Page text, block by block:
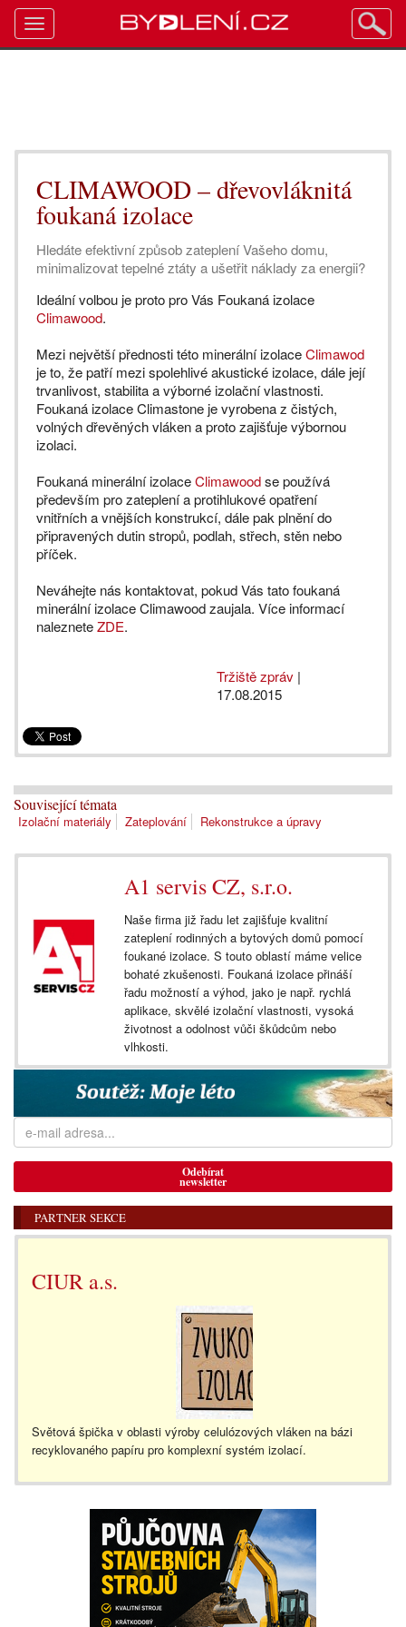
CLIMAWOOD – dřevovláknitá
foukaná izolace
Hledáte efektivní způsob zateplení Vašeho domu,
minimalizovat tepelné ztáty a ušetřit náklady za energii?
Ideální volbou je proto pro Vás Foukaná izolace
Climawood.
Mezi největší přednosti této minerální izolaceClimawod
je to, že patří mezi spolehlivé akustické izolace, dále její
trvanlivost, stabilita a výborné izolační vlastnosti.
Foukaná izolace Climastone je vyrobena z čistých,
volných dřevěných vláken a proto zajišťuje výbornou
izolaci.
Foukaná minerální izolaceClimawoodse používá
především pro zateplení a protihlukové opatření
vnitřních a vnějších konstrukcí, dále pak plnění do
připravených dutin stropů, podlah, střech, stěn nebo
příček.
Neváhejte nás kontaktovat, pokud Vás tato foukaná
minerální izolace Climawood zaujala. Více informací
nalezneteZDE.
Tržiště zpráv |
17.08.2015
Související témata
Izolační materiály Zateplování Rekonstrukce a úpravy
A1 servis CZ, s.r.o.
Naše firma již řadu let zajišťuje kvalitní
zateplení rodinných a bytových domů pomocí
foukané izolace. S touto oblastí máme velice
bohaté zkušenosti. Foukaná izolace přináší
řadu možností a výhod, jako je např. rychlá
aplikace, skvělé izolační vlastnosti, vysoká
životnost a odolnost vůči škůdcům nebo
vlhkosti.
Odebírat
newsletter
PARTNER SEKCE
CIUR a.s.
Světová špička v oblasti výroby celulózových vláken na bázi
recyklovaného papíru pro komplexní systém izolací.
Toggle
navigation